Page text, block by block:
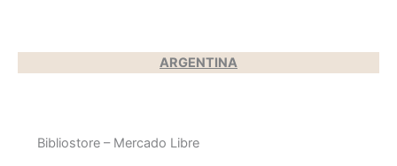
ARGENTINA
Bibliostore – Mercado Libre